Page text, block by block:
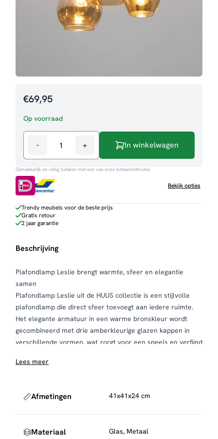
€69,95
Op voorraad
-
Plafondlamp
Leslie
aantal
+ In winkelwagen
Gemakkelijk en veilig betalen met een van onze betaalmethodes
Bekijk opties
Trendy meubels voor de beste prijs
Gratis retour
2 jaar garantie
Beschrijving
Plafondlamp Leslie brengt warmte, sfeer en elegantie
samen
Plafondlamp Leslie uit de HUUS collectie is een stijlvolle
plafondlamp die direct sfeer toevoegt aan iedere ruimte.
Het elegante armatuur in een warme bronskleur wordt
gecombineerd met drie amberkleurige glazen kappen in
verschillende vormen, wat zorgt voor een speels en verfijnd
De warme amberkleur van het glas creëert een zachte en
moderne, hotel chique en industriële interieurs.
Dankzij het compacte ontwerp is Leslie ideaal voor ruimtes
lamp nu plaatst in de hal, slaapkamer, woonkamer of een
Lees meer
Afmetingen 41x41x24 cm
Materiaal Glas, Metaal